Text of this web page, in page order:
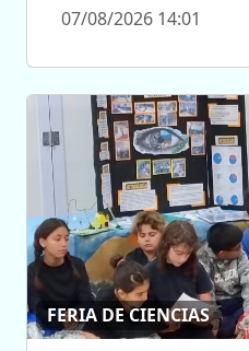
07/08/2026 14:01
FERIA DE CIENCIAS